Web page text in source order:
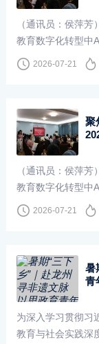
（通讯员：侯萍
教育数字化转型中
问题，推动教师队
日，泸溪县2026年
2026-07-21
聚
（通讯员：侯萍
教育数字化转型中
问题，推动教师队
日，泸溪县2026年
2026-07-21
暑
青
为深入学习贯彻习
教育与社会实践深